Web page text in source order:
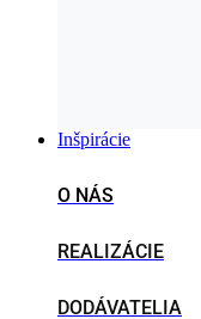
Inšpirácie
O NÁS
REALIZÁCIE
DODÁVATELIA